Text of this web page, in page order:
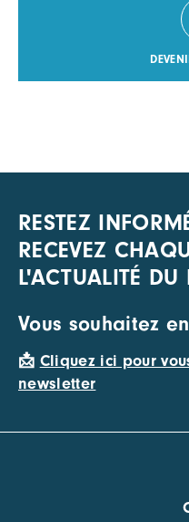
RESTEZ
RECEVEZ
L'ACTUALITÉ DU
Vous souhaitez
📩 Cliquez ici pour
newsletter